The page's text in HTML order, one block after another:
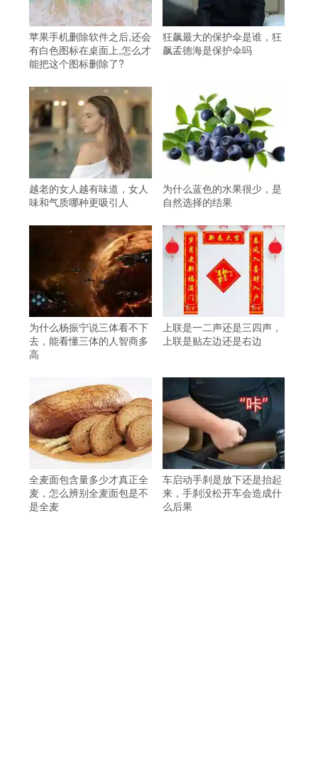
苹果手机删除软件之后,还会
有白色图标在桌面上,怎么才
能把这个图标删除了?
狂飙最大的保护伞是谁，狂
飙孟德海是保护伞吗
越老的女人越有味道，女人
味和气质哪种更吸引人
为什么蓝色的水果很少，是
自然选择的结果
为什么杨振宁说三体看不下
去，能看懂三体的人智商多
高
上联是一二声还是三四声，
上联是贴左边还是右边
全麦面包含量多少才真正全
麦，怎么辨别全麦面包是不
是全麦
车启动手刹是放下还是抬起
来，手刹没松开车会造成什
么后果